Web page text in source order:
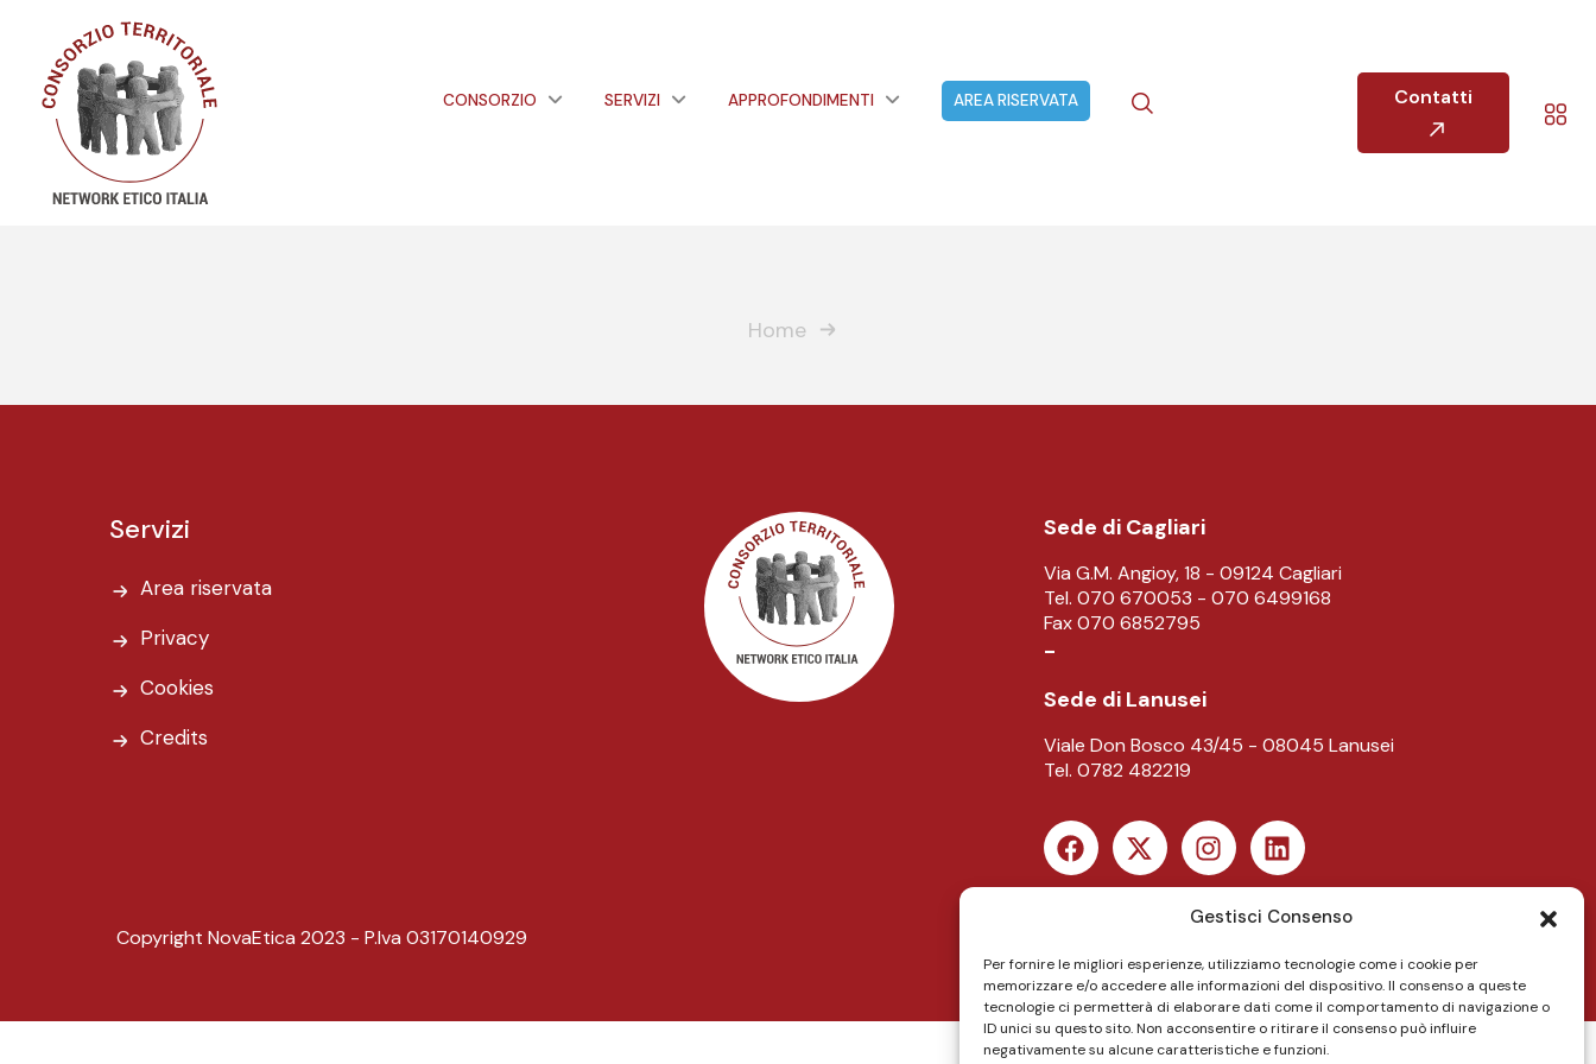
Gestisci Consenso
Per fornire le migliori esperienze, utilizziamo tecnologie come i cookie per
memorizzare e/o accedere alle informazioni del dispositivo. Il consenso a queste
tecnologie ci permetterà di elaborare dati come il comportamento di navigazione o
ID unici su questo sito. Non acconsentire o ritirare il consenso può influire
negativamente su alcune caratteristiche e funzioni.
CONSORZIO SERVIZI APPROFONDIMENTI AREA RISERVATA Contatti
Home
Servizi
Area riservata
Privacy
Cookies
Credits
Sede di Cagliari
Via G.M. Angioy, 18 - 09124 Cagliari
Tel. 070 670053 - 070 6499168
Fax 070 6852795
-
Sede di Lanusei
Viale Don Bosco 43/45 - 08045 Lanusei
Tel. 0782 482219
Copyright NovaEtica 2023 - P.Iva 03170140929